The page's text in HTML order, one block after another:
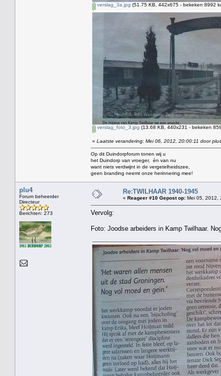
verslag_3a.jpg (51.75 KB, 442x675 - bekeken 8992
verslag_foto_3.jpg (13.68 KB, 440x231 - bekeken
« Laatste verandering: Mei 06, 2012, 20:00:11 door
Op dit Duindorpforum tonen wij u
het Duindorp van vroeger, én van nu
want niets verdwijnt in de vergetelheidszee,
geen branding neemt onze herinnering mee!
plu4
Forum beheerder
Directeur
Berichten: 273
Re:TWILHAAR 1940-1945
« Reageer #10 Gepost op: Mei 05, 2012,
Vervolg:
Foto: Joodse arbeiders in Kamp Twilhaar.